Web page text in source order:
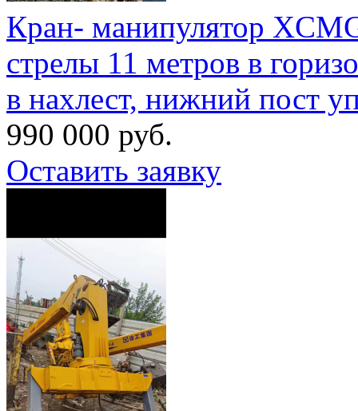
Кран- манипулятор
стрелы 11 метров в
в нахлест, нижний пост
990 000 руб.
Оставить заявку